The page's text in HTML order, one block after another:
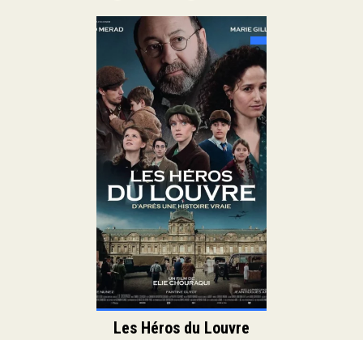
Les Héros du Louvre
Sortie:
Genre:
Drame
Historique
Duration:
Langue: